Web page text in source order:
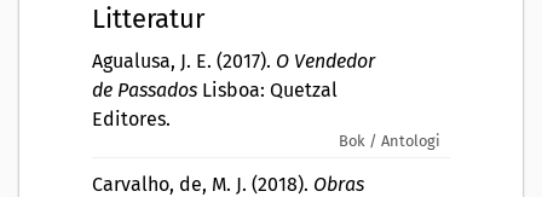
Litteratur
Agualusa, J. E. (2017). O Vendedor
de Passados Lisboa: Quetzal
Editores.
Bok / Antologi
Carvalho, de, M. J. (2018). Obras